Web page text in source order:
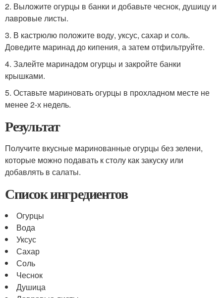
2. Выложите огурцы в банки и добавьте чеснок, душицу и
лавровые листы.
3. В кастрюлю положите воду, уксус, сахар и соль.
Доведите маринад до кипения, а затем отфильтруйте.
4. Залейте маринадом огурцы и закройте банки
крышками.
5. Оставьте мариновать огурцы в прохладном месте не
менее 2-х недель.
Результат
Получите вкусные маринованные огурцы без зелени,
которые можно подавать к столу как закуску или
добавлять в салаты.
Список ингредиентов
Огурцы
Вода
Уксус
Сахар
Соль
Чеснок
Душица